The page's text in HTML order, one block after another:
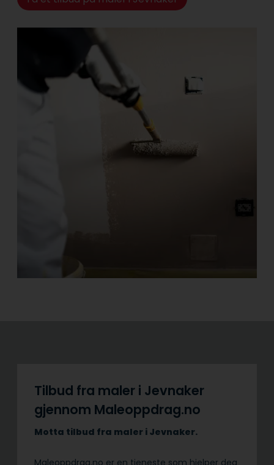
Tilbud fra maler i Jevnaker
gjennom Maleoppdrag.no
Motta tilbud fra maler i Jevnaker.